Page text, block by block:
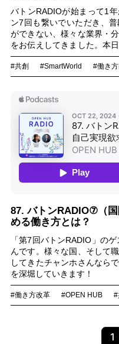
バトンRADIOが始まって1
ン7回も繋いでいただき、
ができない、様々な業界・
をお伝えしてきました。本
ます。是非お聴きください
#共創 #SmartWorld #働き
87. バトンRADIO⑦（
める働き方とは？
「第7回バトンRADIO」の
んです。様々な国、そして
してきたチャンホさんなら
を深堀していきます！
#働き方改革 #OPEN HUB #
1